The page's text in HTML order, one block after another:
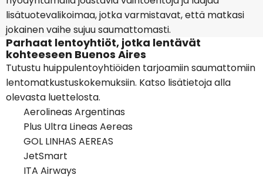
lisätuotevalikoimaa, jotka varmistavat, että matkasi
jokainen vaihe sujuu saumattomasti.
Parhaat lentoyhtiöt, jotka lentävät
kohteeseen Buenos Aires
Tutustu huippulentoyhtiöiden tarjoamiin saumattomiin
lentomatkustuskokemuksiin. Katso lisätietoja alla
olevasta luettelosta.
Aerolineas Argentinas
Plus Ultra Lineas Aereas
GOL LINHAS AEREAS
JetSmart
ITA Airways